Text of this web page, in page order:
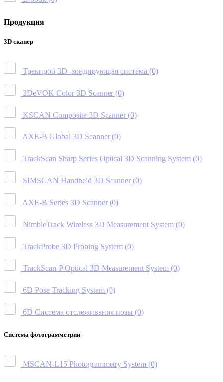
Продукция
3D сканер
Трекпроб 3D -зондирующая система (0)
3DeVOK Color 3D Scanner (0)
KSCAN Composite 3D Scanner (0)
AXE-B Global 3D Scanner (0)
TrackScan Sharp Series Optical 3D Scanning System (0)
SIMSCAN Handheld 3D Scanner (0)
AXE-B Series 3D Scanner (0)
NimbleTrack Wireless 3D Measurement System (0)
TrackProbe 3D Probing System (0)
TrackScan-P Optical 3D Measurement System (0)
6D Pose Tracking System (0)
6D Система отслеживания позы (0)
Система фотограмметрии
MSCAN-L15 Photogrammetry System (0)